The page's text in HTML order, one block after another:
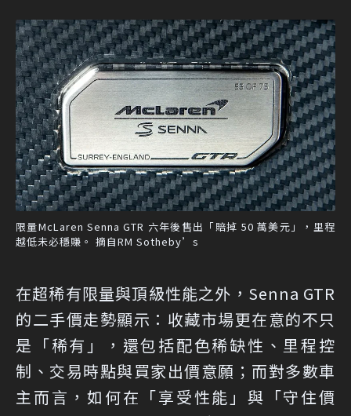
限量McLaren Senna GTR 六年後售出「賠掉 50 萬美元」，里程
越低未必穩賺。 摘自RM Sotheby’s
在超稀有限量與頂級性能之外，Senna GTR
的二手價走勢顯示：收藏市場更在意的不只
是「稀有」，還包括配色稀缺性、里程控
制、交易時點與買家出價意願；而對多數車
主而言，如何在「享受性能」與「守住價